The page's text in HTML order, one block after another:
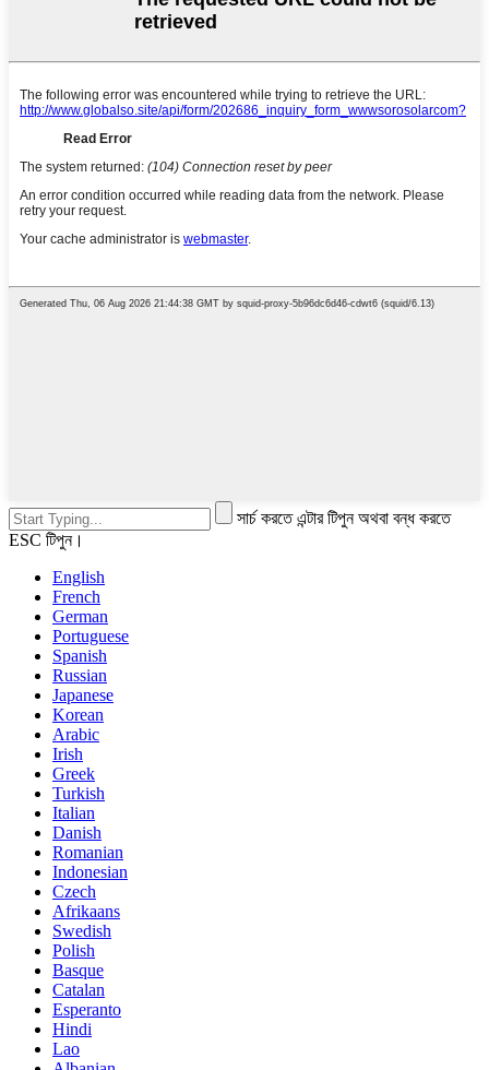
সার্চ করতে এন্টার টিপুন অথবা বন্ধ করতে
ESC টিপুন।
English
French
German
Portuguese
Spanish
Russian
Japanese
Korean
Arabic
Irish
Greek
Turkish
Italian
Danish
Romanian
Indonesian
Czech
Afrikaans
Swedish
Polish
Basque
Catalan
Esperanto
Hindi
Lao